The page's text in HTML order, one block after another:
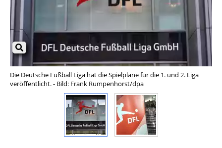
Die Deutsche Fußball Liga hat die Spielpläne für die 1. und 2. Liga
veröffentlicht. - Bild: Frank Rumpenhorst/dpa